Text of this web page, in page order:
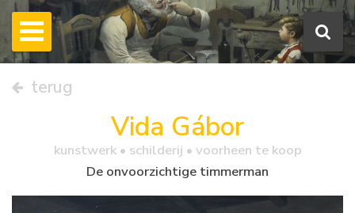
terug
Vida Gábor
kunstwerk • schilderij • voorheen te koop
De onvoorzichtige timmerman